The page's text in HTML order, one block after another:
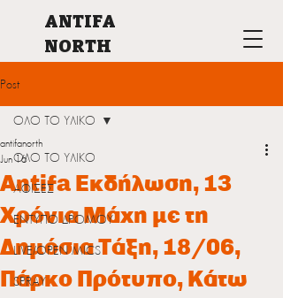
ANTIFA
NORTH
Post
ΟΛΟ ΤΟ ΥΛΙΚΟ
ΑΦΙΣΕΣ
ΕΝΤΥΠΟ ΔΡΟΜΟΥ
LIVE/OPEN MICS
SPRAY
ΟΛΟ ΤΟ ΥΛΙΚΟ
Antifa Εκδήλωση, 13
Χρόνια Μάχη με τη
Δημόσια Τάξη, 18/06,
Πάρκο Πρότυπο, Κάτω
antifanorth
Jun 16